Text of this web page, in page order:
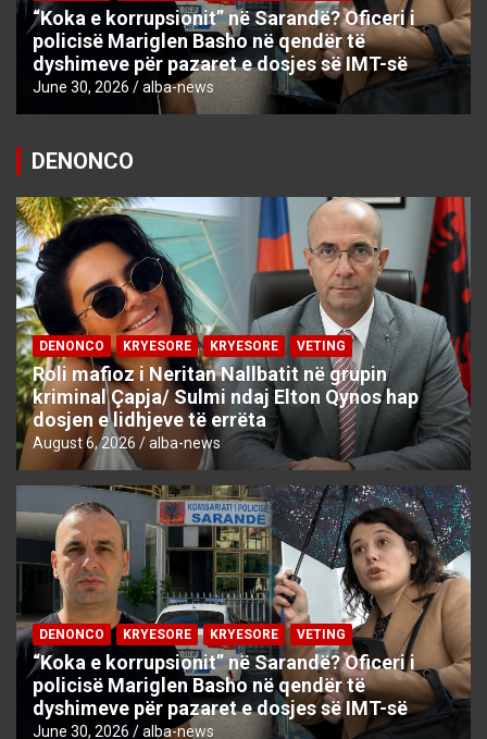
“Koka e korrupsionit” në Sarandë? Oficeri i
policisë Mariglen Basho në qendër të
dyshimeve për pazaret e dosjes së IMT-së
June 30, 2026 alba-news
DENONCO
DENONCO KRYESORE KRYESORE VETING
Roli mafioz i Neritan Nallbatit në grupin
kriminal Çapja/ Sulmi ndaj Elton Qynos hap
dosjen e lidhjeve të errëta
August 6, 2026 alba-news
DENONCO KRYESORE KRYESORE VETING
“Koka e korrupsionit” në Sarandë? Oficeri i
policisë Mariglen Basho në qendër të
dyshimeve për pazaret e dosjes së IMT-së
June 30, 2026 alba-news